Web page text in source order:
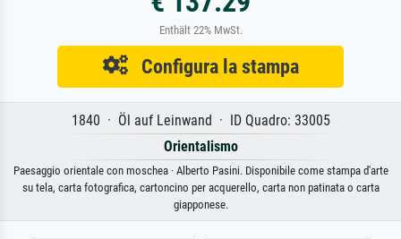
Enthält 22% MwSt.
Configura la stampa
1840 · Öl auf Leinwand · ID Quadro: 33005
Orientalismo
Paesaggio orientale con moschea · Alberto Pasini. Disponibile come stampa d'arte
su tela, carta fotografica, cartoncino per acquerello, carta non patinata o carta
giapponese.